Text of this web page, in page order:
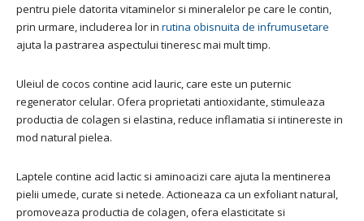
pentru piele datorita vitaminelor si mineralelor pe care le contin,
prin urmare, includerea lor in rutina obisnuita de infrumusetare
ajuta la pastrarea aspectului tineresc mai mult timp.
Uleiul de cocos contine acid lauric, care este un puternic
regenerator celular. Ofera proprietati antioxidante, stimuleaza
productia de colagen si elastina, reduce inflamatia si intinereste in
mod natural pielea.
Laptele contine acid lactic si aminoacizi care ajuta la mentinerea
pielii umede, curate si netede. Actioneaza ca un exfoliant natural,
promoveaza productia de colagen, ofera elasticitate si